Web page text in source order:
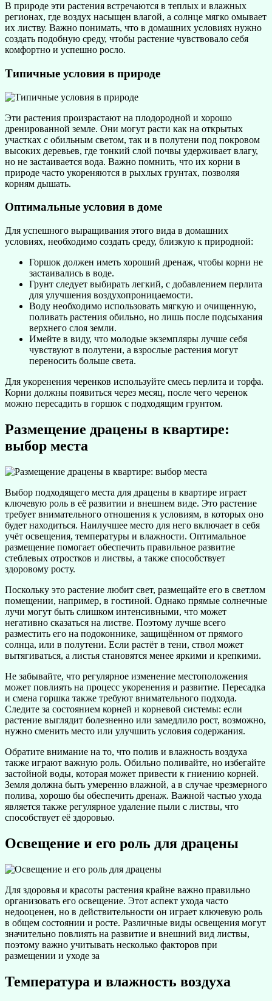
В природе эти растения встречаются в теплых и влажных
регионах, где воздух насыщен влагой, а солнце мягко омывает
их листву. Важно понимать, что в домашних условиях нужно
создать подобную среду, чтобы растение чувствовало себя
комфортно и успешно росло.
Типичные условия в природе
Эти растения произрастают на плодородной и хорошо
дренированной земле. Они могут расти как на открытых
участках с обильным светом, так и в полутени под покровом
высоких деревьев, где тонкий слой почвы удерживает влагу,
но не застаивается вода. Важно помнить, что их корни в
природе часто укореняются в рыхлых грунтах, позволяя
корням дышать.
Оптимальные условия в доме
Для успешного выращивания этого вида в домашних
условиях, необходимо создать среду, близкую к природной:
Горшок должен иметь хороший дренаж, чтобы корни не
застаивались в воде.
Грунт следует выбирать легкий, с добавлением перлита
для улучшения воздухопроницаемости.
Воду необходимо использовать мягкую и очищенную,
поливать растения обильно, но лишь после подсыхания
верхнего слоя земли.
Имейте в виду, что молодые экземпляры лучше себя
чувствуют в полутени, а взрослые растения могут
переносить больше света.
Для укоренения черенков используйте смесь перлита и торфа.
Корни должны появиться через месяц, после чего черенок
можно пересадить в горшок с подходящим грунтом.
Размещение драцены в квартире:
выбор места
Выбор подходящего места для драцены в квартире играет
ключевую роль в её развитии и внешнем виде. Это растение
требует внимательного отношения к условиям, в которых оно
будет находиться. Наилучшее место для него включает в себя
учёт освещения, температуры и влажности. Оптимальное
размещение помогает обеспечить правильное развитие
стеблевых отростков и листвы, а также способствует
здоровому росту.
Поскольку это растение любит свет, размещайте его в светлом
помещении, например, в гостиной. Однако прямые солнечные
лучи могут быть слишком интенсивными, что может
негативно сказаться на листве. Поэтому лучше всего
разместить его на подоконнике, защищённом от прямого
солнца, или в полутени. Если растёт в тени, ствол может
вытягиваться, а листья становятся менее яркими и крепкими.
Не забывайте, что регулярное изменение местоположения
может повлиять на процесс укоренения и развитие. Пересадка
и смена горшка также требуют внимательного подхода.
Следите за состоянием корней и корневой системы: если
растение выглядит болезненно или замедлило рост, возможно,
нужно сменить место или улучшить условия содержания.
Обратите внимание на то, что полив и влажность воздуха
также играют важную роль. Обильно поливайте, но избегайте
застойной воды, которая может привести к гниению корней.
Земля должна быть умеренно влажной, а в случае чрезмерного
полива, хорошо бы обеспечить дренаж. Важной частью ухода
является также регулярное удаление пыли с листвы, что
способствует её здоровью.
Освещение и его роль для драцены
Для здоровья и красоты растения крайне важно правильно
организовать его освещение. Этот аспект ухода часто
недооценен, но в действительности он играет ключевую роль
в общем состоянии и росте. Различные виды освещения могут
значительно повлиять на развитие и внешний вид листвы,
поэтому важно учитывать несколько факторов при
размещении и уходе за
Температура и влажность воздуха